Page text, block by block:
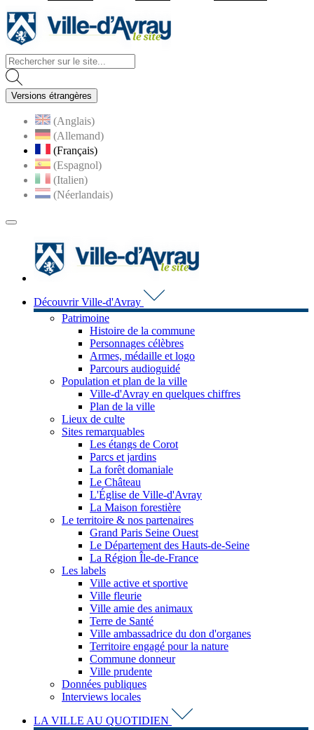
Versions étrangères
(Anglais)
(Allemand)
(Français)
(Espagnol)
(Italien)
(Néerlandais)
MENU
Découvrir Ville-d'Avray
Patrimoine
Histoire de la commune
Personnages célèbres
Armes, médaille et logo
Parcours audioguidé
Population et plan de la ville
Ville-d'Avray en quelques chiffres
Plan de la ville
Lieux de culte
Sites remarquables
Les étangs de Corot
Parcs et jardins
La forêt domaniale
Le Château
L'Église de Ville-d'Avray
La Maison forestière
Le territoire & nos partenaires
Grand Paris Seine Ouest
Le Département des Hauts-de-Seine
La Région Île-de-France
Les labels
Ville active et sportive
Ville fleurie
Ville amie des animaux
Terre de Santé
Ville ambassadrice du don d'organes
Territoire engagé pour la nature
Commune donneur
Ville prudente
Données publiques
Interviews locales
LA VILLE AU QUOTIDIEN